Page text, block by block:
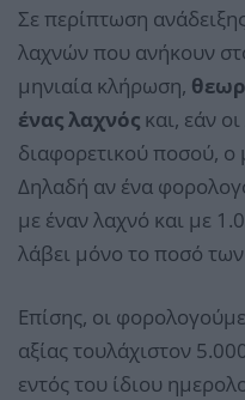
Σε περίπτωση
λαχνών που ανήκουν
μηνιαία κλήρωση,
ένας λαχνός και, εάν
διαφορετικού ποσού, ο
Δηλαδή αν ένα
με έναν λαχνό και με
λάβει μόνο το ποσό
Επίσης, οι
αξίας τουλάχιστον
εντός του ίδιου